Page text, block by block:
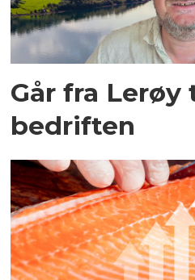
Går fra Lerøy
bedriften